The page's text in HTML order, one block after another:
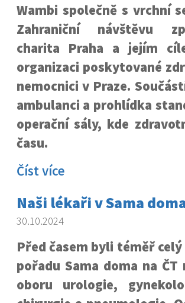
Wambi společně s vrchní
Zahraniční návštěvu
charita Praha a jejím
organizaci poskytované
nemocnici v Praze.
ambulanci a prohlídka
operační sály, kde
času.
Číst více
Naši lékaři v Sama
30.10.2024
Před časem byli téměř
pořadu Sama doma na
oboru urologie,